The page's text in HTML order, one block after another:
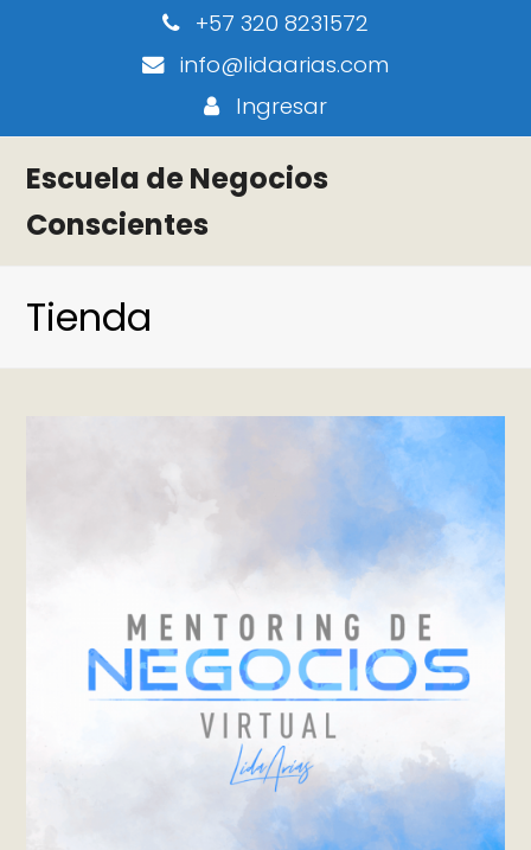
+57 320 8231572
info@lidaarias.com
Ingresar
Escuela de Negocios
Conscientes
Tienda